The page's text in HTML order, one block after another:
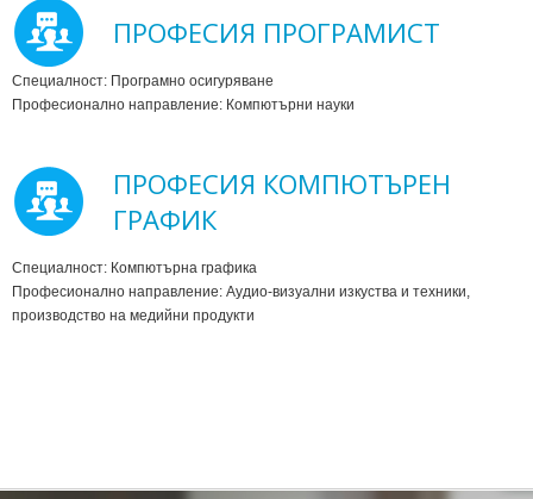
ПРОФЕСИЯ ПРОГРАМИСТ
Специалност: Програмно осигуряване
Професионално направление: Компютърни науки
ПРОФЕСИЯ КОМПЮТЪРЕН
ГРАФИК
Специалност: Компютърна графика
Професионално направление: Аудио-визуални изкуства и техники,
производство на медийни продукти